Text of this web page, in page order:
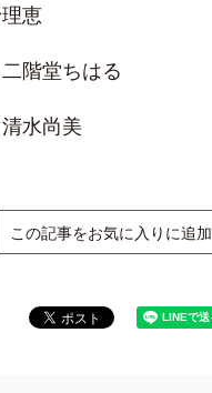
恵
階堂ちはる
水尚美
この記事をお気に入りに追加